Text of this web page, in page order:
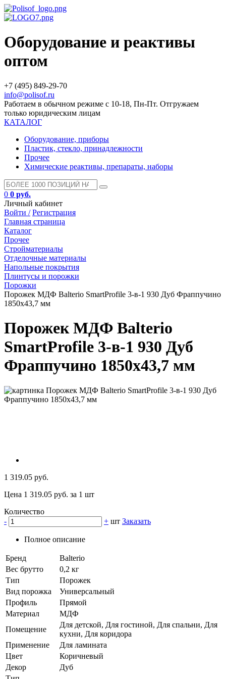
Оборудование и реактивы
оптом
+7 (495) 849-29-70
info@polisof.ru
Работаем в обычном режиме с 10-18, Пн-Пт. Отгружаем
только юридическим лицам
КАТАЛОГ
Оборудование, приборы
Пластик, стекло, принадлежности
Прочее
Химические реактивы, препараты, наборы
0 0 руб.
Личный кабинет
Войти / Регистрация
Главная страница
Каталог
Прочее
Стройматериалы
Отделочные материалы
Напольные покрытия
Плинтусы и порожки
Порожки
Порожек МДФ Balterio SmartProfile 3-в-1 930 Дуб Фраппучино
1850x43,7 мм
Порожек МДФ Balterio
SmartProfile 3-в-1 930 Дуб
Фраппучино 1850x43,7 мм
1 319.05 руб.
Цена 1 319.05 руб. за 1 шт
Количество
-
+ шт Заказать
Полное описание
Бренд
Balterio
Вес брутто
0,2 кг
Тип
Порожек
Вид порожка
Универсальный
Профиль
Прямой
Материал
МДФ
Помещение
Для детской, Для гостиной, Для спальни, Для
кухни, Для коридора
Применение
Для ламината
Цвет
Коричневый
Декор
Дуб